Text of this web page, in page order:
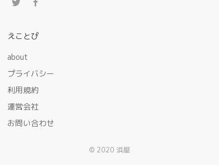
えことぴ
about
プライバシー
利用規約
運営会社
お問い合わせ
© 2020 浜屋